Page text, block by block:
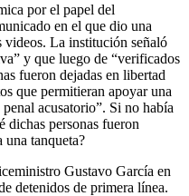
por el papel del
en el que dio una
videos. La institución señaló
y que luego de “verificados
fueron dejadas en libertad
que permitieran apoyar una
acusatorio”. Si no había
dichas personas fueron
una tanqueta?
Gustavo García en
detenidos de primera línea.